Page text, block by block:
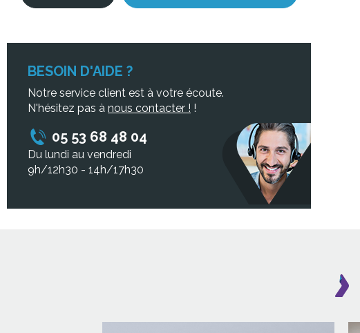
BESOIN D'AIDE ?
Notre service client est à votre écoute.
N'hésitez pas à nous contacter ! !
05 53 68 48 04
Du lundi au vendredi
9h/12h30 - 14h/17h30